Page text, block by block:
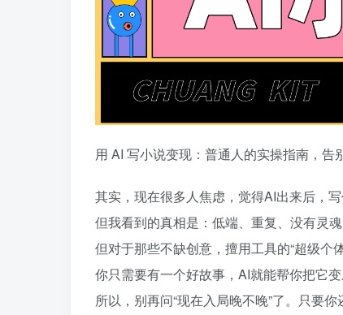
用 AI 写小说变现：普通人的实操指南，告
其实，现在很多人焦虑，觉得AI出来后，写
但我看到的真相是：低端、重复、没有灵
但对于那些不缺创意，擅用工具的“超级个
你只需要有一个好故事，AI就能帮你把它变
所以，别再问“现在入局晚不晚”了。只要